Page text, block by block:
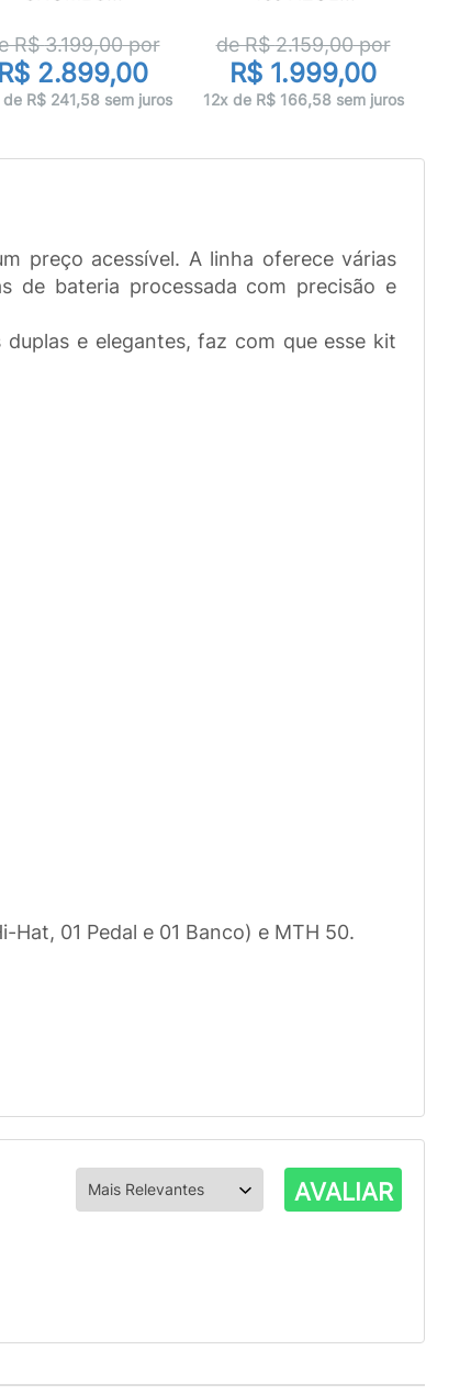
R$3.199,00por
R$ 2.899,00
de R$ 241,58 sem juros
de R$2.159,00por
R$ 1.999,00
12x de R$ 166,58 sem juros
preço acessível. A linha oferece várias
de bateria processada com precisão e
e elegantes, faz com que esse kit
01 Pedal e 01 Banco) e MTH 50.
AVALIAR